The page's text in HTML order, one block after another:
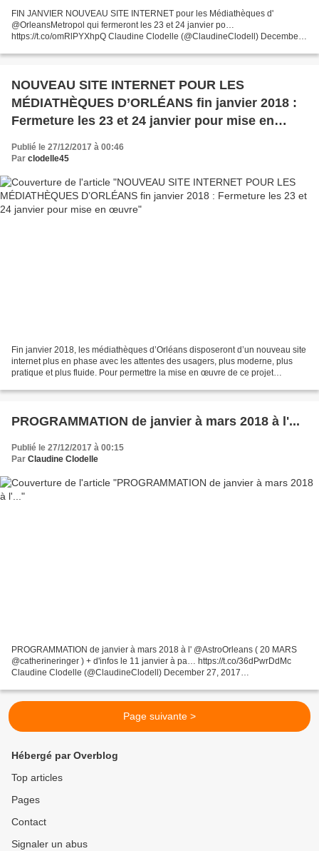
FIN JANVIER NOUVEAU SITE INTERNET pour les Médiathèques d'
@OrleansMetropol qui fermeront les 23 et 24 janvier po…
https://t.co/omRlPYXhpQ Claudine Clodelle (@ClaudineClodell) December
d'...
NOUVEAU SITE INTERNET POUR LES
MÉDIATHÈQUES D’ORLÉANS fin janvier 2018 :
Fermeture les 23 et 24 janvier pour mise en
œuvre
Publié le 27/12/2017 à 00:46
Par clodelle45
Fin janvier 2018, les médiathèques d’Orléans disposeront d’un nouveau site
internet plus en phase avec les attentes des usagers, plus moderne, plus
pratique et plus fluide. Pour permettre la mise en œuvre de ce projet
PROGRAMMATION de janvier à mars 2018 à l'...
Publié le 27/12/2017 à 00:15
Par Claudine Clodelle
PROGRAMMATION de janvier à mars 2018 à l' @AstroOrleans ( 20 MARS
@catherineringer ) + d'infos le 11 janvier à pa… https://t.co/36dPwrDdMc
Claudine Clodelle (@ClaudineClodell) December 27, 2017
Page suivante >
Hébergé par Overblog
Top articles
Pages
Contact
Signaler un abus